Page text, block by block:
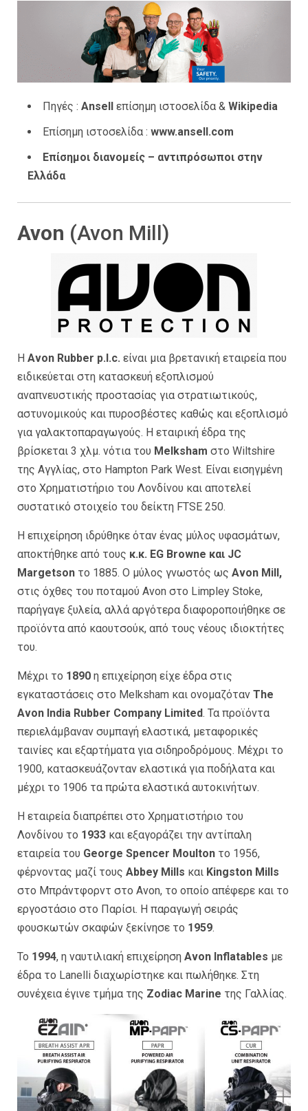
Πηγές : Ansell επίσημη ιστοσελίδα & Wikipedia
Επίσημη ιστοσελίδα : www.ansell.com
Επίσημοι διανομείς – αντιπρόσωποι στην
Ελλάδα
Avon (Avon Mill)
H Avon Rubber p.l.c. είναι μια βρετανική εταιρεία που
ειδικεύεται στη κατασκευή εξοπλισμού
αναπνευστικής προστασίας για στρατιωτικούς,
αστυνομικούς και πυροσβέστες καθώς και εξοπλισμό
για γαλακτοπαραγωγούς. Η εταιρική έδρα της
βρίσκεται 3 χλμ. νότια του Melksham στο Wiltshire
της Αγγλίας, στο Hampton Park West. Είναι εισηγμένη
στο Χρηματιστήριο του Λονδίνου και αποτελεί
συστατικό στοιχείο του δείκτη FTSE 250.
Η επιχείρηση ιδρύθηκε όταν ένας μύλος υφασμάτων,
αποκτήθηκε από τους κ.κ. EG Browne και JC
Margetson το 1885. O μύλος γνωστός ως Avon Mill,
στις όχθες του ποταμού Avon στο Limpley Stoke,
παρήγαγε ξυλεία, αλλά αργότερα διαφοροποιήθηκε σε
προϊόντα από καουτσούκ, από τους νέους ιδιοκτήτες
του.
Μέχρι το 1890 η επιχείρηση είχε έδρα στις
εγκαταστάσεις στο Melksham και ονομαζόταν The
Avon India Rubber Company Limited. Τα προϊόντα
περιελάμβαναν συμπαγή ελαστικά, μεταφορικές
ταινίες και εξαρτήματα για σιδηροδρόμους. Μέχρι το
1900, κατασκευάζονταν ελαστικά για ποδήλατα και
μέχρι το 1906 τα πρώτα ελαστικά αυτοκινήτων.
Η εταιρεία διαπρέπει στο Χρηματιστήριο του
Λονδίνου το 1933 και εξαγοράζει την αντίπαλη
εταιρεία του George Spencer Moulton το 1956,
φέρνοντας μαζί τους Abbey Mills και Kingston Mills
στο Μπράντφορντ στο Avon, το οποίο απέφερε και το
εργοστάσιο στο Παρίσι. Η παραγωγή σειράς
φουσκωτών σκαφών ξεκίνησε το 1959.
Το 1994, η ναυτιλιακή επιχείρηση Avon Inflatables με
έδρα το Lanelli διαχωρίστηκε και πωλήθηκε. Στη
συνέχεια έγινε τμήμα της Zodiac Marine της Γαλλίας.